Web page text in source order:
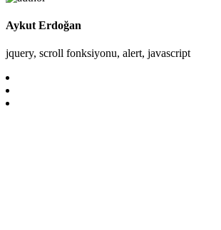
Aykut Erdoğan
jquery, scroll fonksiyonu, alert, javascript